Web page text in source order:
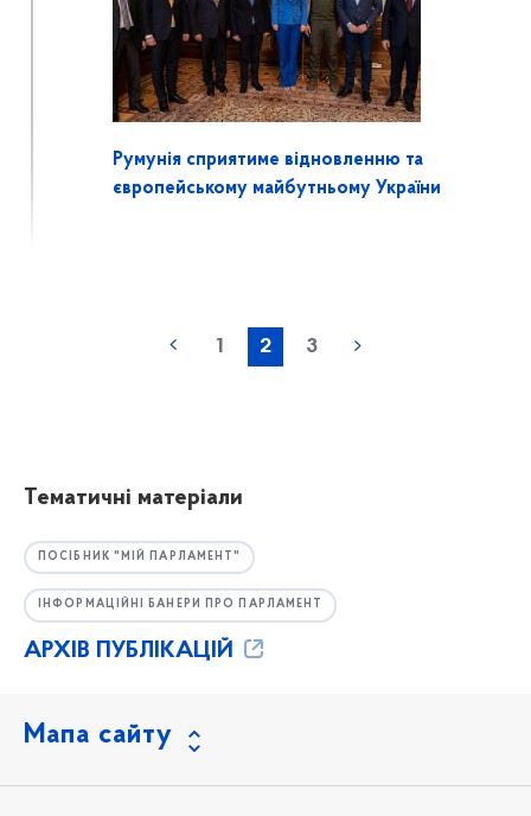
Румунія сприятиме відновленню та
європейському майбутньому України
1 2 3
Тематичні матеріали
ПОСІБНИК "МІЙ ПАРЛАМЕНТ"
ІНФОРМАЦІЙНІ БАНЕРИ ПРО ПАРЛАМЕНТ
АРХІВ ПУБЛІКАЦІЙ
Мапа сайту